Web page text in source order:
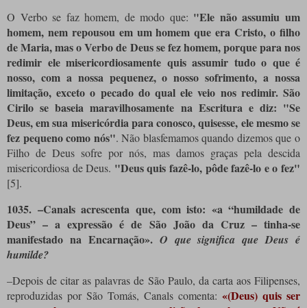
O Verbo se faz homem, de modo que: "Ele não assumiu um
homem, nem repousou em um homem que era Cristo, o filho
de Maria, mas o Verbo de Deus se fez homem, porque para nos
redimir ele misericordiosamente quis assumir tudo o que é
nosso, com a nossa pequenez, o nosso sofrimento, a nossa
limitação, exceto o pecado do qual ele veio nos redimir. São
Cirilo se baseia maravilhosamente na Escritura e diz: "Se
Deus, em sua misericórdia para conosco, quisesse, ele mesmo se
fez pequeno como nós". Não blasfemamos quando dizemos que o
Filho de Deus sofre por nós, mas damos graças pela descida
misericordiosa de Deus. "Deus quis fazê-lo, pôde fazê-lo e o fez"
[5].
1035. –Canals acrescenta que, com isto: «a “humildade de
Deus” – a expressão é de São João da Cruz – tinha-se
manifestado na Encarnação». O que significa que Deus é
humilde?
–Depois de citar as palavras de São Paulo, da carta aos Filipenses,
reproduzidas por São Tomás, Canals comenta: «(Deus) quis ser